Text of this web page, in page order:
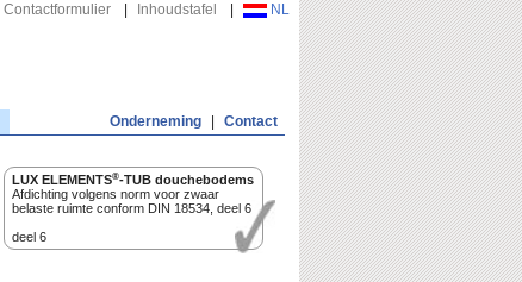
Contactformulier Inhoudstafel NL
Onderneming Contact
LUX ELEMENTS®-TUB douchebodems
Afdichting volgens norm voor zwaar
belaste ruimte conform DIN 18534, deel 6
deel 6